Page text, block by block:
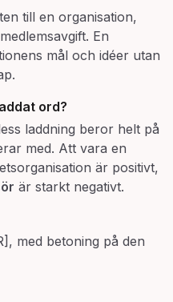
till en organisation,
En
mål och idéer utan
ord?
laddning beror helt på
med. Att vara en
är positivt,
är starkt negativt.
med betoning på den